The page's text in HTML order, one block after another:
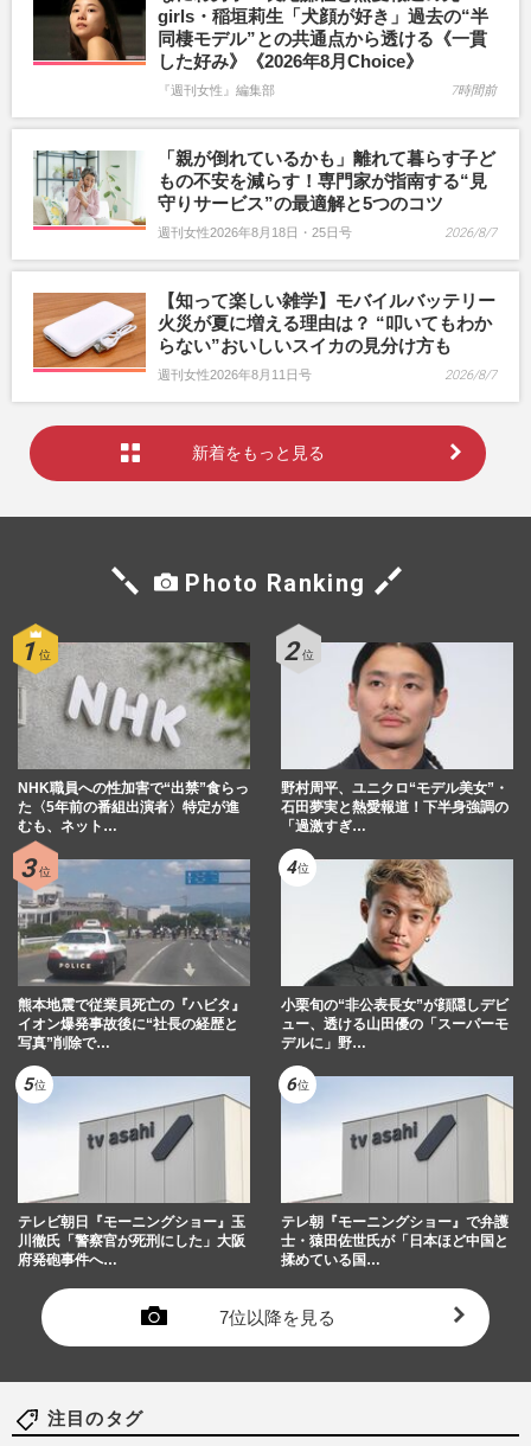
girls・稲垣莉生「犬顔が好き」過去の“半
同棲モデル”との共通点から透ける《一貫
した好み》《2026年8月Choice》
『週刊女性』編集部 7時間前
「親が倒れているかも」離れて暮らす子ど
もの不安を減らす！専門家が指南する“見
守りサービス”の最適解と5つのコツ
週刊女性2026年8月18日・25日号 2026/8/7
【知って楽しい雑学】モバイルバッテリー
火災が夏に増える理由は？ “叩いてもわか
らない”おいしいスイカの見分け方も
週刊女性2026年8月11日号 2026/8/7
新着をもっと見る
Photo Ranking
NHK職員への性加害で“出禁”食らっ
た〈5年前の番組出演者〉特定が進
むも、ネット…
野村周平、ユニクロ“モデル美女”・
石田夢実と熱愛報道！下半身強調の
「過激すぎ…
熊本地震で従業員死亡の『ハビタ』
イオン爆発事故後に“社長の経歴と
写真”削除で…
小栗旬の“非公表長女”が顔隠しデビ
ュー、透ける山田優の「スーパーモ
デルに」野…
テレビ朝日『モーニングショー』玉
川徹氏「警察官が死刑にした」大阪
府発砲事件へ…
テレ朝『モーニングショー』で弁護
士・猿田佐世氏が「日本ほど中国と
揉めている国…
7位以降を見る
注目のタグ